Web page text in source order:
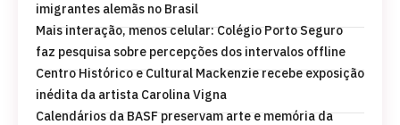
imigrantes alemãs no Brasil
Mais interação, menos celular: Colégio Porto Seguro
faz pesquisa sobre percepções dos intervalos offline
Centro Histórico e Cultural Mackenzie recebe exposição
inédita da artista Carolina Vigna
Calendários da BASF preservam arte e memória da